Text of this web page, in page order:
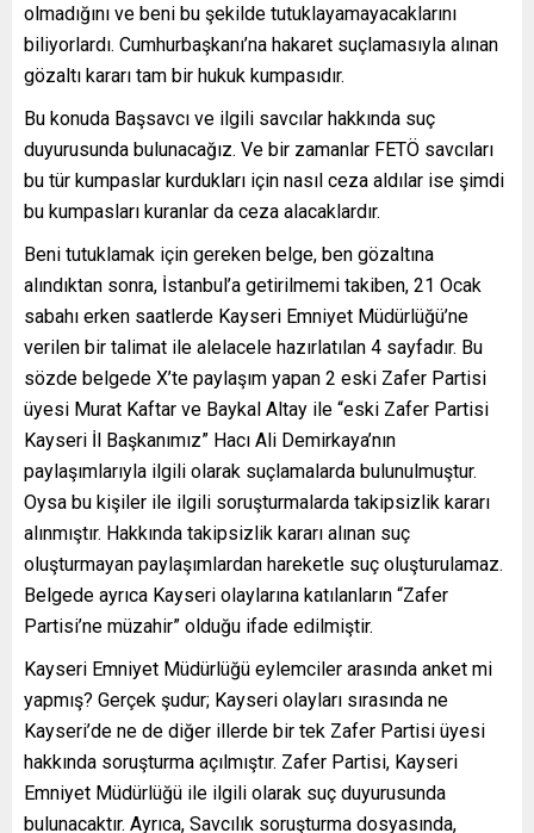
olmadığını ve beni bu şekilde tutuklayamayacaklarını
biliyorlardı. Cumhurbaşkanı’na hakaret suçlamasıyla alınan
gözaltı kararı tam bir hukuk kumpasıdır.
Bu konuda Başsavcı ve ilgili savcılar hakkında suç
duyurusunda bulunacağız. Ve bir zamanlar FETÖ savcıları
bu tür kumpaslar kurdukları için nasıl ceza aldılar ise şimdi
bu kumpasları kuranlar da ceza alacaklardır.
Beni tutuklamak için gereken belge, ben gözaltına
alındıktan sonra, İstanbul’a getirilmemi takiben, 21 Ocak
sabahı erken saatlerde Kayseri Emniyet Müdürlüğü’ne
verilen bir talimat ile alelacele hazırlatılan 4 sayfadır. Bu
sözde belgede X’te paylaşım yapan 2 eski Zafer Partisi
üyesi Murat Kaftar ve Baykal Altay ile “eski Zafer Partisi
Kayseri İl Başkanımız” Hacı Ali Demirkaya’nın
paylaşımlarıyla ilgili olarak suçlamalarda bulunulmuştur.
Oysa bu kişiler ile ilgili soruşturmalarda takipsizlik kararı
alınmıştır. Hakkında takipsizlik kararı alınan suç
oluşturmayan paylaşımlardan hareketle suç oluşturulamaz.
Belgede ayrıca Kayseri olaylarına katılanların “Zafer
Partisi’ne müzahir” olduğu ifade edilmiştir.
Kayseri Emniyet Müdürlüğü eylemciler arasında anket mi
yapmış? Gerçek şudur; Kayseri olayları sırasında ne
Kayseri’de ne de diğer illerde bir tek Zafer Partisi üyesi
hakkında soruşturma açılmıştır. Zafer Partisi, Kayseri
Emniyet Müdürlüğü ile ilgili olarak suç duyurusunda
bulunacaktır. Ayrıca, Savcılık soruşturma dosyasında,